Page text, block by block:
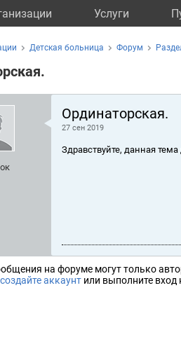
Услуги
Детская больница Форум
Ординаторская.
27 сен 2019
Здравствуйте, данная
на форуме могут только
создайте аккаунт или выполните вход